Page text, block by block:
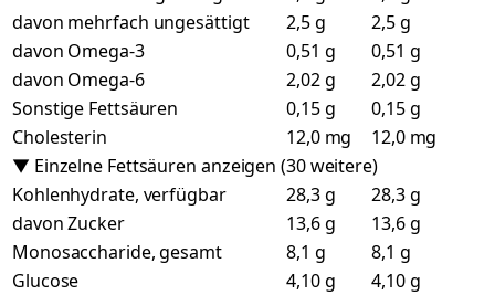
davon mehrfach ungesättigt
2,5 g
2,5 g
davon Omega-3
0,51 g
0,51 g
davon Omega-6
2,02 g
2,02 g
Sonstige Fettsäuren
0,15 g
0,15 g
Cholesterin
12,0 mg
12,0 mg
▼ Einzelne Fettsäuren anzeigen (30 weitere)
Kohlenhydrate, verfügbar
28,3 g
28,3 g
davon Zucker
13,6 g
13,6 g
Monosaccharide, gesamt
8,1 g
8,1 g
Glucose
4,10 g
4,10 g